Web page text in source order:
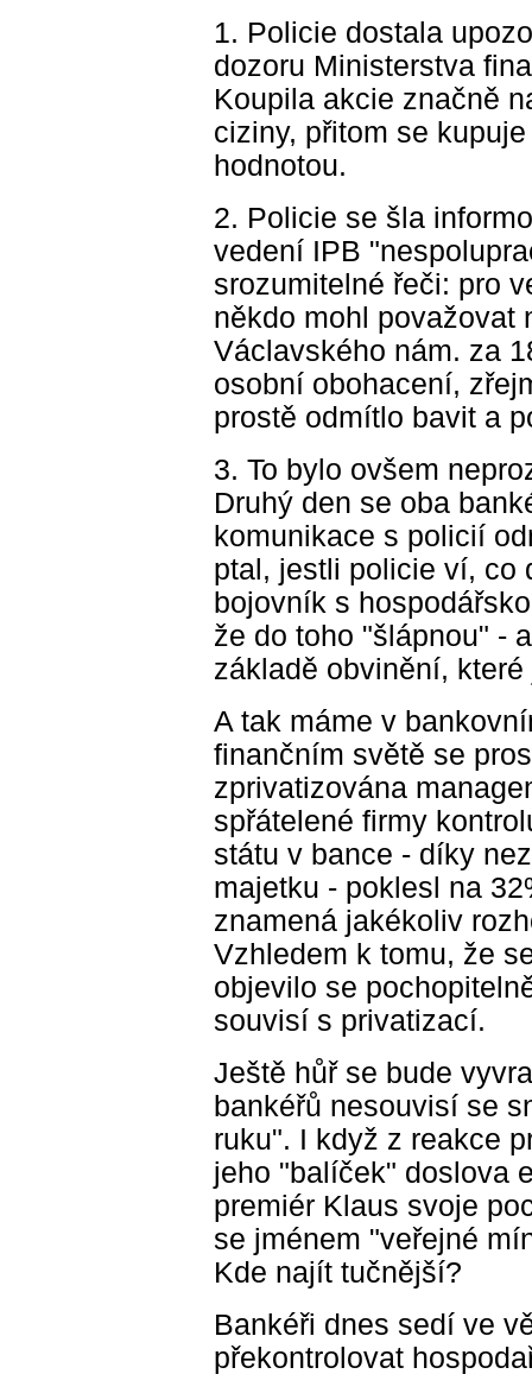
1. Policie dostala
dozoru Ministerstva
Koupila akcie značně
ciziny, přitom se
hodnotou.
2. Policie se šla
vedení IPB
srozumitelné řeči: pro
někdo mohl považovat
Václavského nám. za
osobní obohacení,
prostě odmítlo bavit a
3. To bylo ovšem
Druhý den se oba
komunikace s policií
ptal, jestli policie ví, co
bojovník s
že do toho "šlápnou" -
základě obvinění,
A tak máme v
finančním světě se
zprivatizována
spřátelené firmy
státu v bance - díky
majetku - poklesl na
znamená jakékoliv
Vzhledem k tomu, že
objevilo se
souvisí s privatizací.
Ještě hůř se bude
bankéřů nesouvisí se
ruku". I když z reakce
jeho "balíček" doslova
premiér Klaus svoje
se jménem "veřejné
Kde najít tučnější?
Bankéři dnes sedí ve
překontrolovat